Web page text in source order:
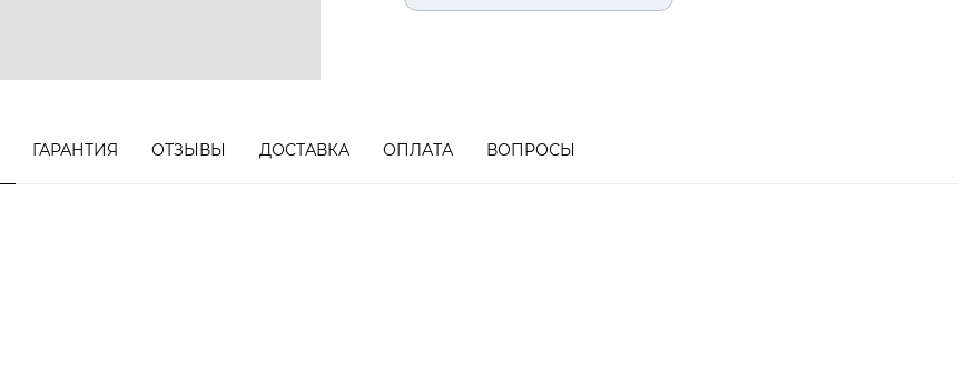
ГАРАНТИЯ ОТЗЫВЫ ДОСТАВКА ОПЛАТА ВОПРОСЫ